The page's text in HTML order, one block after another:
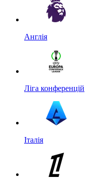
Англія
Ліга конференцій
Італія